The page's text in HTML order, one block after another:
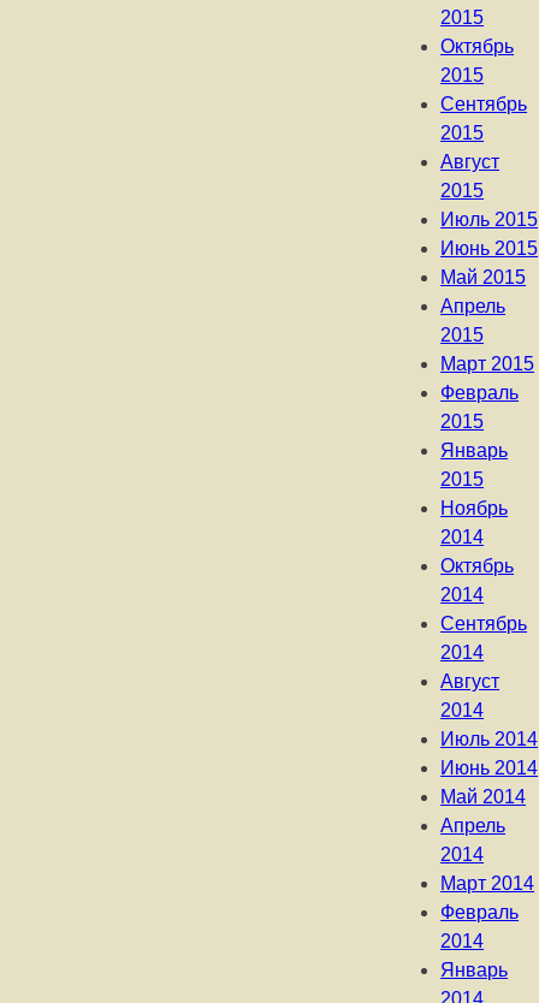
2015
Октябрь
2015
Сентябрь
2015
Август
2015
Июль 2015
Июнь 2015
Май 2015
Апрель
2015
Март 2015
Февраль
2015
Январь
2015
Ноябрь
2014
Октябрь
2014
Сентябрь
2014
Август
2014
Июль 2014
Июнь 2014
Май 2014
Апрель
2014
Март 2014
Февраль
2014
Январь
2014